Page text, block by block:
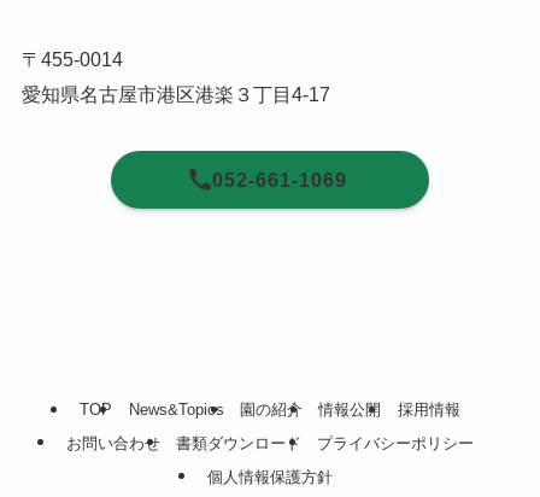
〒455-0014
愛知県名古屋市港区港楽３丁目4-17
052-661-1069
TOP News&Topics 園の紹介 情報公開
採用情報
お問い合わせ
書類ダウンロード
プライバシーポリシー
個人情報保護方針